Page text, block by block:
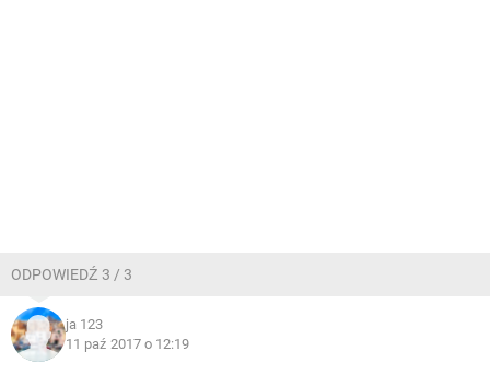
ODPOWIEDŹ 3 / 3
ja 123
11 paź 2017 o 12:19